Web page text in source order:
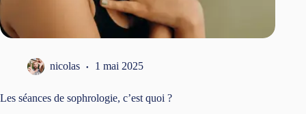
nicolas 1 mai 2025
Les séances de sophrologie, c’est quoi ?